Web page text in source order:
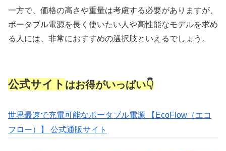
一方で、価格の高さや重量は考慮する必要がありますが、
ポータブル電源を長く使いたい人や高性能なモデルを求め
る人には、非常におすすめの選択肢といえるでしょう。
公式サイト はお得がいっぱい👇
世界最速で充電可能なポータブル電源 【EcoFlow（エコ
フロー）】 公式通販サイト